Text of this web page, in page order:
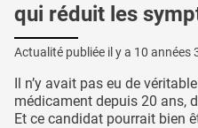
qui réduit les
Actualité publiée il y a 10 années
Il n’y avait pas eu de
médicament depuis 20 ans,
Et ce candidat pourrait bien